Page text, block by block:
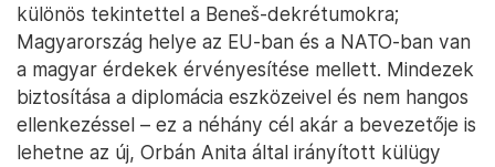
különös tekintettel a Beneš-dekrétumokra;
Magyarország helye az EU-ban és a NATO-ban van
a magyar érdekek érvényesítése mellett. Mindezek
biztosítása a diplomácia eszközeivel és nem hangos
ellenkezéssel – ez a néhány cél akár a bevezetője is
lehetne az új, Orbán Anita által irányított külügy